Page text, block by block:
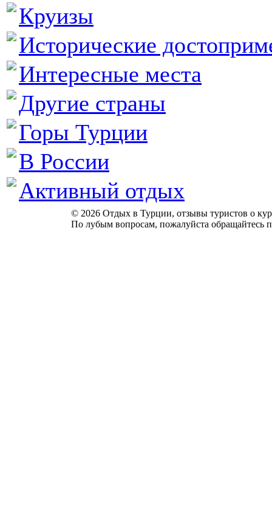
Круизы
Исторические
Интересные места
Другие страны
Горы Турции
В России
Активный отдых
© 2026 Отдых в Турции, отзывы туристов о
По лубым вопросам, пожалуйста обращайтесь